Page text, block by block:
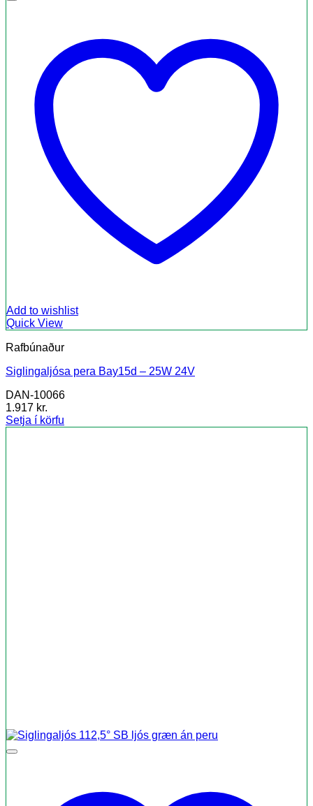
Add to wishlist
Quick View
Rafbúnaður
Siglingaljósa pera Bay15d – 25W 24V
DAN-10066
1.917 kr.
Setja í körfu